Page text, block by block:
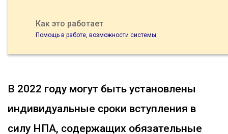
Как это работает
Помощь в работе, возможности системы
В 2022 году могут быть установлены
индивидуальные сроки вступления в
силу НПА, содержащих обязательные